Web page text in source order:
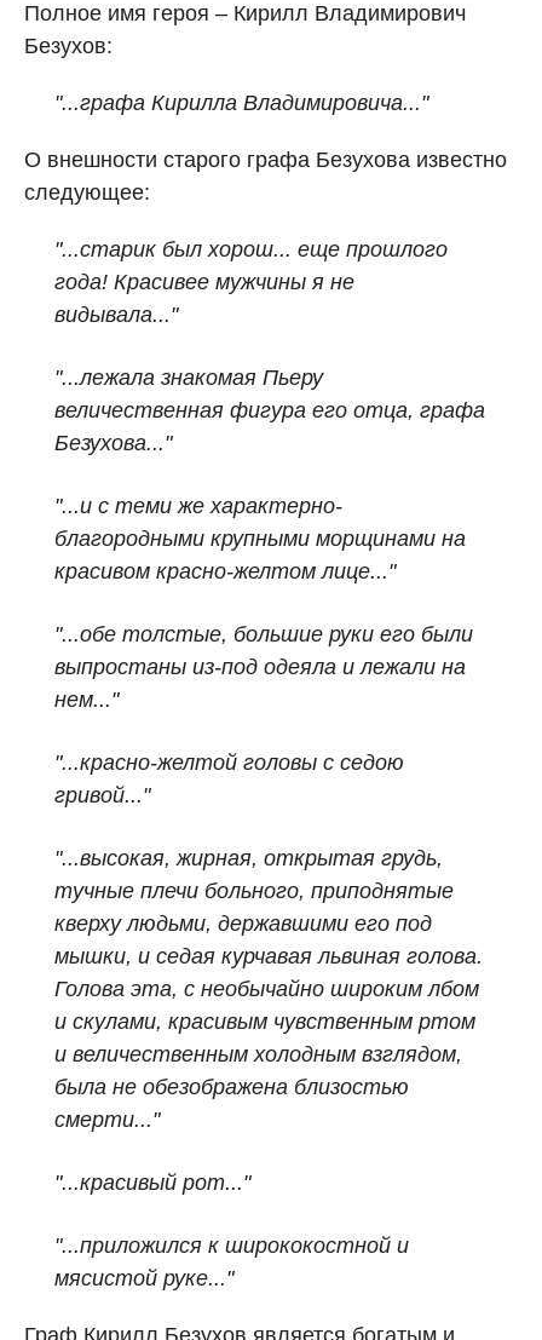
Полное имя героя – Кирилл Владимирович
Безухов:
"...графа Кирилла Владимировича..."
О внешности старого графа Безухова известно
следующее:
"...старик был хорош... еще прошлого
года! Красивее мужчины я не
видывала..."
"...лежала знакомая Пьеру
величественная фигура его отца, графа
Безухова..."
"...и с теми же характерно-
благородными крупными морщинами на
красивом красно-желтомлице..."
"...обе толстые, большие руки его были
выпростаны из-под одеяла и лежали на
нем..."
"...красно-желтой головы с седою
гривой..."
"...высокая, жирная, открытая грудь,
тучные плечи больного, приподнятые
кверху людьми, державшими его под
мышки, и седая курчавая львиная голова.
Голова эта, с необычайно широким лбом
и скулами, красивым чувственным ртом
и величественным холодным взглядом,
была не обезображена близостью
смерти..."
"...красивый рот..."
"...приложился к ширококостной и
мясистой руке..."
Граф Кирилл Безухов является богатым и